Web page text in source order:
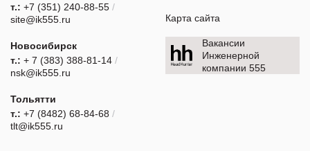
т.: +7 (351) 240-88-55 /
site@ik555.ru
Новосибирск
т.: + 7 (383) 388-81-14 /
nsk@ik555.ru
Тольятти
т.: +7 (8482) 68-84-68 /
tlt@ik555.ru
Карта сайта
Вакансии
Инженерной
компании 555